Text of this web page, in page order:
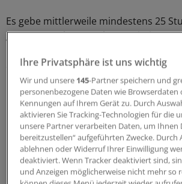
Es gebe mittlerweile mindestens 25
gesamten Erbgut nach Assoziationen
Swan. Die meisten Kandidaten-Gene
Chromosomen 6, 8 und 15. Viele von
Bindung und dem Abbau von Nikotin
beteiligt.
Die Bindung von Nikotin an die
Rezeptoren löst bekanntlich die
Neurotransmittern wie Dopamin
einen Wohlfühleffekt und verbessert
Ihre Privatsphäre ist uns wichtig
Wir und unsere 145-Partner speichern und
personenbezogene Daten wie
Kennungen auf Ihrem Gerät zu. Durch
aktivieren Sie Tracking-Technologien für die
unsere Partner verarbeiten Daten, um Ihnen
bereitzustellen“ aufgeführten Zwecke. Durch
ablehnen oder Widerruf Ihrer Einwilligung
deaktiviert. Wenn Tracker deaktiviert sind,
und Anzeigen möglicherweise nicht mehr so